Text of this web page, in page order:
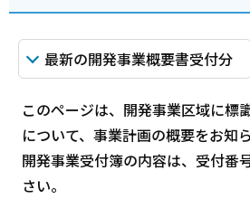
最新の開発事業概要書受付分
このページは、開発事業区域に標
について、事業計画の概要をお知
開発事業受付簿の内容は、受付番
さい。